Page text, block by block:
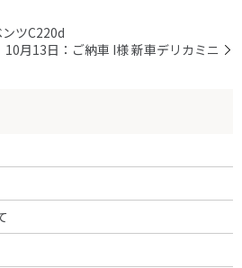
ツC220d
10月13日：ご納車 I様 新車デリカミニ